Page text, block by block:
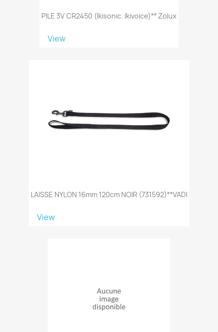
PILE 3V CR2450 (ikisonic. Ikivoice)** Zolux
View
LAISSE NYLON 16mm 120cm NOIR (731592)**VADI
View